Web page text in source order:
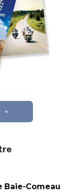
Baie-Comeau